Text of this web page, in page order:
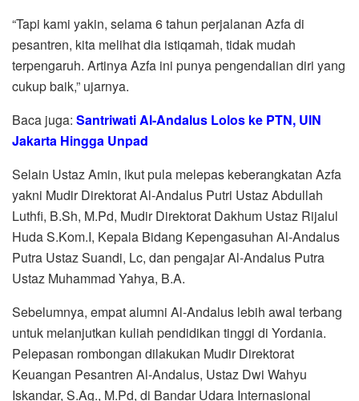
“Tapi kami yakin, selama 6 tahun perjalanan Azfa di
pesantren, kita melihat dia istiqamah, tidak mudah
terpengaruh. Artinya Azfa ini punya pengendalian diri yang
cukup baik,” ujarnya.
Baca juga: Santriwati Al-Andalus Lolos ke PTN, UIN
Jakarta Hingga Unpad
Selain Ustaz Amin, ikut pula melepas keberangkatan Azfa
yakni Mudir Direktorat Al-Andalus Putri Ustaz Abdullah
Luthfi, B.Sh, M.Pd, Mudir Direktorat Dakhum Ustaz Rijalul
Huda S.Kom.I, Kepala Bidang Kepengasuhan Al-Andalus
Putra Ustaz Suandi, Lc, dan pengajar Al-Andalus Putra
Ustaz Muhammad Yahya, B.A.
Sebelumnya, empat alumni Al-Andalus lebih awal terbang
untuk melanjutkan kuliah pendidikan tinggi di Yordania.
Pelepasan rombongan dilakukan Mudir Direktorat
Keuangan Pesantren Al-Andalus, Ustaz Dwi Wahyu
Iskandar, S.Ag., M.Pd, di Bandar Udara Internasional